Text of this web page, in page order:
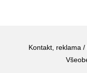
Kontakt, reklama /